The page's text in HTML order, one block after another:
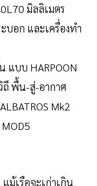
มิลลิเมตร
บอก และเครื่องทำ
บบ HARPOON
ถี พื้น-สู่-อากาศ
Mk2
แม้เรือจะเก่าเกิน